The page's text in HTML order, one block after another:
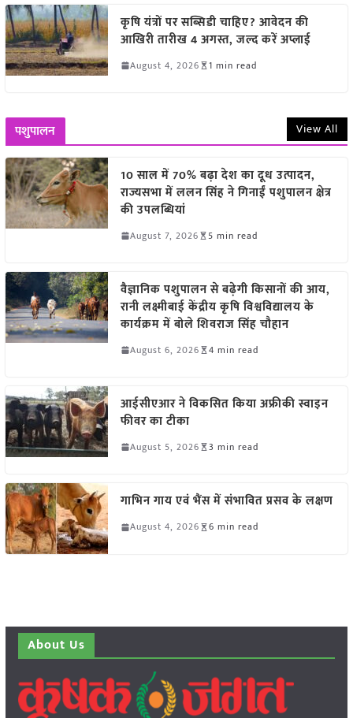
कृषि यंत्रों पर सब्सिडी चाहिए? आवेदन की
आखिरी तारीख 4 अगस्त, जल्द करें अप्लाई
August 4, 2026 1 min read
पशुपालन View All
10 साल में 70% बढ़ा देश का दूध उत्पादन,
राज्यसभा में ललन सिंह ने गिनाईं पशुपालन क्षेत्र
की उपलब्धियां
August 7, 2026 5 min read
वैज्ञानिक पशुपालन से बढ़ेगी किसानों की आय,
रानी लक्ष्मीबाई केंद्रीय कृषि विश्वविद्यालय के
कार्यक्रम में बोले शिवराज सिंह चौहान
August 6, 2026 4 min read
आईसीएआर ने विकसित किया अफ्रीकी स्वाइन
फीवर का टीका
August 5, 2026 3 min read
गाभिन गाय एवं भैंस में संभावित प्रसव के लक्षण
August 4, 2026 6 min read
About Us